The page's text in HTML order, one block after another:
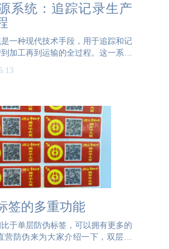
系统：追踪记录生产
一种现代技术手段，用于追踪和记
加工再到运输的全过程。这一系统
一的身份标识，从而实现从海洋到
签的多重功能
于单层防伪标签，可以拥有更多的
营防伪来为大家介绍一下，双层防